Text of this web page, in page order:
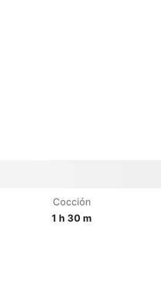
Cocción
1 h 30 m